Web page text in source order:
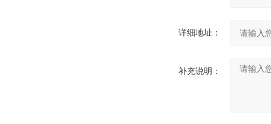
详细地址：
补充说明：